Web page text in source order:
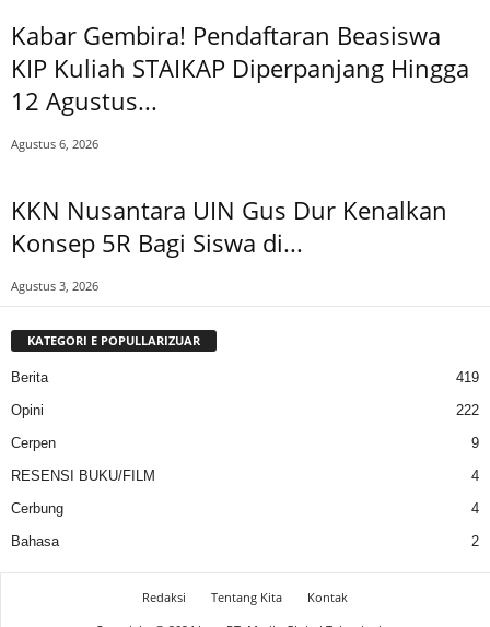
Kabar Gembira! Pendaftaran Beasiswa
KIP Kuliah STAIKAP Diperpanjang Hingga
12 Agustus...
Agustus 6, 2026
KKN Nusantara UIN Gus Dur Kenalkan
Konsep 5R Bagi Siswa di...
Agustus 3, 2026
KATEGORI E POPULLARIZUAR
Berita
419
Opini
222
Cerpen
9
RESENSI BUKU/FILM
4
Cerbung
4
Bahasa
2
Redaksi Tentang Kita
Kontak